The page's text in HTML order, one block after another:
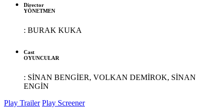
Director
YÖNETMEN
: BURAK KUKA
Cast
OYUNCULAR
: SİNAN BENGİER, VOLKAN DEMİROK, SİNAN
ENGİN
Play Trailer Play Screener